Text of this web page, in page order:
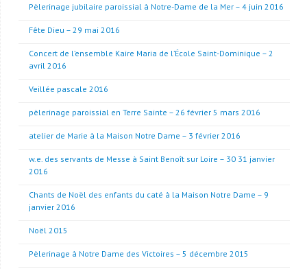
Pèlerinage jubilaire paroissial à Notre-Dame de la Mer – 4 juin 2016
Fête Dieu – 29 mai 2016
Concert de l’ensemble Kaire Maria de l’École Saint-Dominique – 2
avril 2016
Veillée pascale 2016
pèlerinage paroissial en Terre Sainte – 26 février 5 mars 2016
atelier de Marie à la Maison Notre Dame – 3 février 2016
w.e. des servants de Messe à Saint Benoît sur Loire – 30 31 janvier
2016
Chants de Noël des enfants du caté à la Maison Notre Dame – 9
janvier 2016
Noël 2015
Pèlerinage à Notre Dame des Victoires – 5 décembre 2015